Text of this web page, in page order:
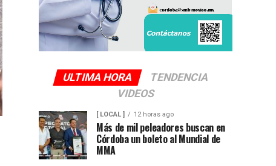
ULTIMA HORA
TENDENCIA
VIDEOS
[ LOCAL ] 12 horas ago
Más de mil peleadores buscan en
Córdoba un boleto al Mundial de
MMA